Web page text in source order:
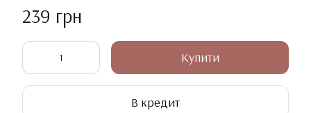
239 грн
Купити
В кредит